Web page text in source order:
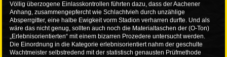
Völlig überzogene Einlasskontrollen führten dazu, dass der Aachener
Anhang, zusammengepfercht wie Schlachtvieh durch unzählige
Absperrgitter, eine halbe Ewigkeit vorm Stadion verharren durfte. Und als
wäre das nicht genug, sollten auch noch die Materialtaschen der (O-Ton)
„Erlebnisorientierten“ mit einem bizarren Prozedere untersucht werden.
Die Einordnung in die Kategorie erlebnisorientiert nahm der geschulte
Wachtmeister selbstredend mit der statistisch genausten Prüfmethode